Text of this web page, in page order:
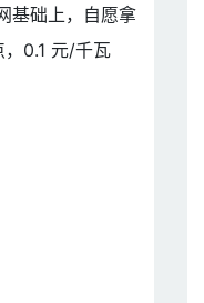
基础上，自愿拿
0.1 元/千瓦